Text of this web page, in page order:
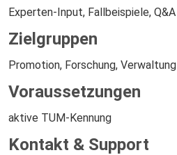
Experten-Input, Fallbeispiele, Q&A
Zielgruppen
Promotion, Forschung, Verwaltung
Voraussetzungen
aktive TUM-Kennung
Kontakt & Support